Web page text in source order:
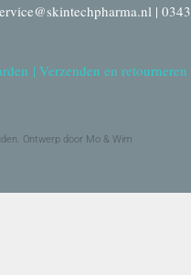
|
| Verzenden en retourneren
Ontwerp door Mo & Wim